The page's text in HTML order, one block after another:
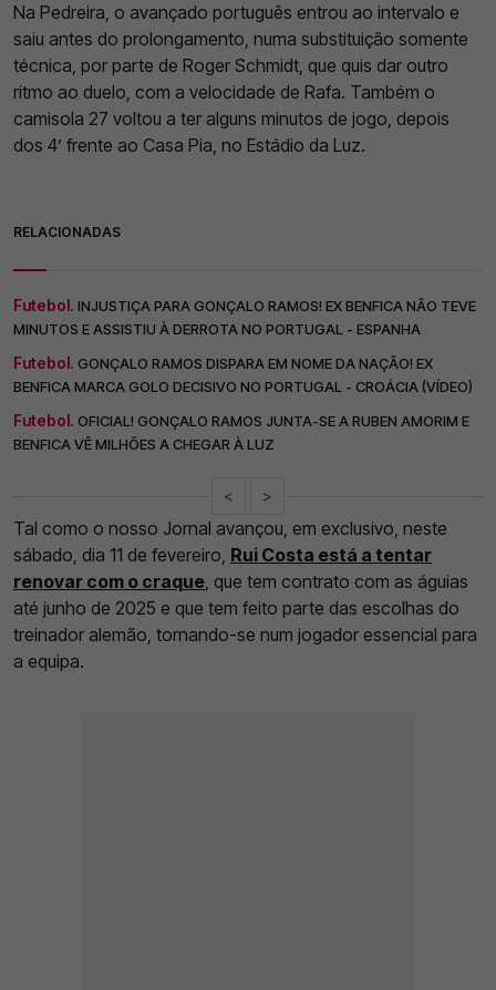
Na Pedreira, o avançado português entrou ao intervalo e
saiu antes do prolongamento, numa substituição somente
técnica, por parte de Roger Schmidt, que quis dar outro
ritmo ao duelo, com a velocidade de Rafa. Também o
camisola 27 voltou a ter alguns minutos de jogo, depois
dos 4’ frente ao Casa Pia, no Estádio da Luz.
RELACIONADAS
Futebol. INJUSTIÇA PARA GONÇALO RAMOS! EX BENFICA NÃO TEVE
MINUTOS E ASSISTIU À DERROTA NO PORTUGAL - ESPANHA
Futebol. GONÇALO RAMOS DISPARA EM NOME DA NAÇÃO! EX
BENFICA MARCA GOLO DECISIVO NO PORTUGAL - CROÁCIA (VÍDEO)
Futebol. OFICIAL! GONÇALO RAMOS JUNTA-SE A RUBEN AMORIM E
BENFICA VÊ MILHÕES A CHEGAR À LUZ
< >
Tal como o nosso Jornal avançou, em exclusivo, neste
sábado, dia 11 de fevereiro, Rui Costa está a tentar
renovar com o craque, que tem contrato com as águias
até junho de 2025 e que tem feito parte das escolhas do
treinador alemão, tornando-se num jogador essencial para
a equipa.